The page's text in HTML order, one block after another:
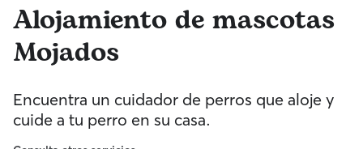
Alojamiento de mascotas
Mojados
Encuentra un cuidador de perros que aloje y
cuide a tu perro en su casa.